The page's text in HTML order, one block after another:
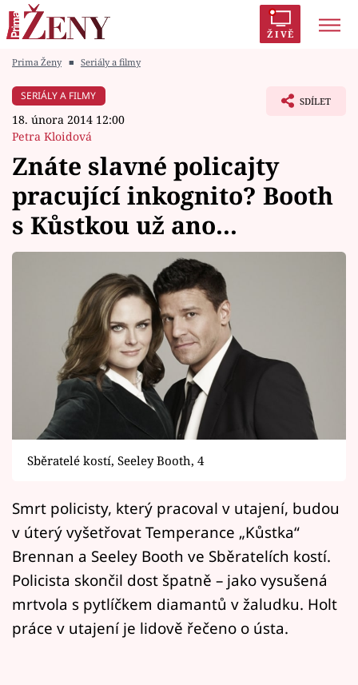
ŽIVĚ
Módní alarm
Témata
Celebrity
Seriály
Horoskopy
Sledujte prima+
Filmový festival Karlovy Vary
Mámy sobě
Přihlášení
Sledujte nás
Prima Ženy ■ Seriály a filmy
SERIÁLY A FILMY
18. února 2014 12:00
Petra Kloidová
SDÍLET
Znáte slavné policajty
pracující inkognito? Booth
s Kůstkou už ano...
Sběratelé kostí, Seeley Booth, 4
Smrt policisty, který pracoval v utajení, budou
v úterý vyšetřovat Temperance „Kůstka“
Brennan a Seeley Booth ve Sběratelích kostí.
Policista skončil dost špatně – jako vysušená
mrtvola s pytlíčkem diamantů v žaludku. Holt
práce v utajení je lidově řečeno o ústa.